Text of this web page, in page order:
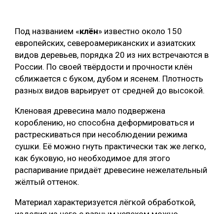
Под названием «клён» известно около 150
европейских, североамериканских и азиатских
видов деревьев, порядка 20 из них встречаются в
России. По своей твёрдости и прочности клён
сближается с буком, дубом и ясенем. Плотность
разных видов варьирует от средней до высокой.
Кленовая древесина мало подвержена
короблению, но способна деформироваться и
растрескиваться при несоблюдении режима
сушки. Её можно гнуть практически так же легко,
как буковую, но необходимое для этого
распаривание придаёт древесине нежелательный
жёлтый оттенок.
Материал характеризуется лёгкой обработкой,